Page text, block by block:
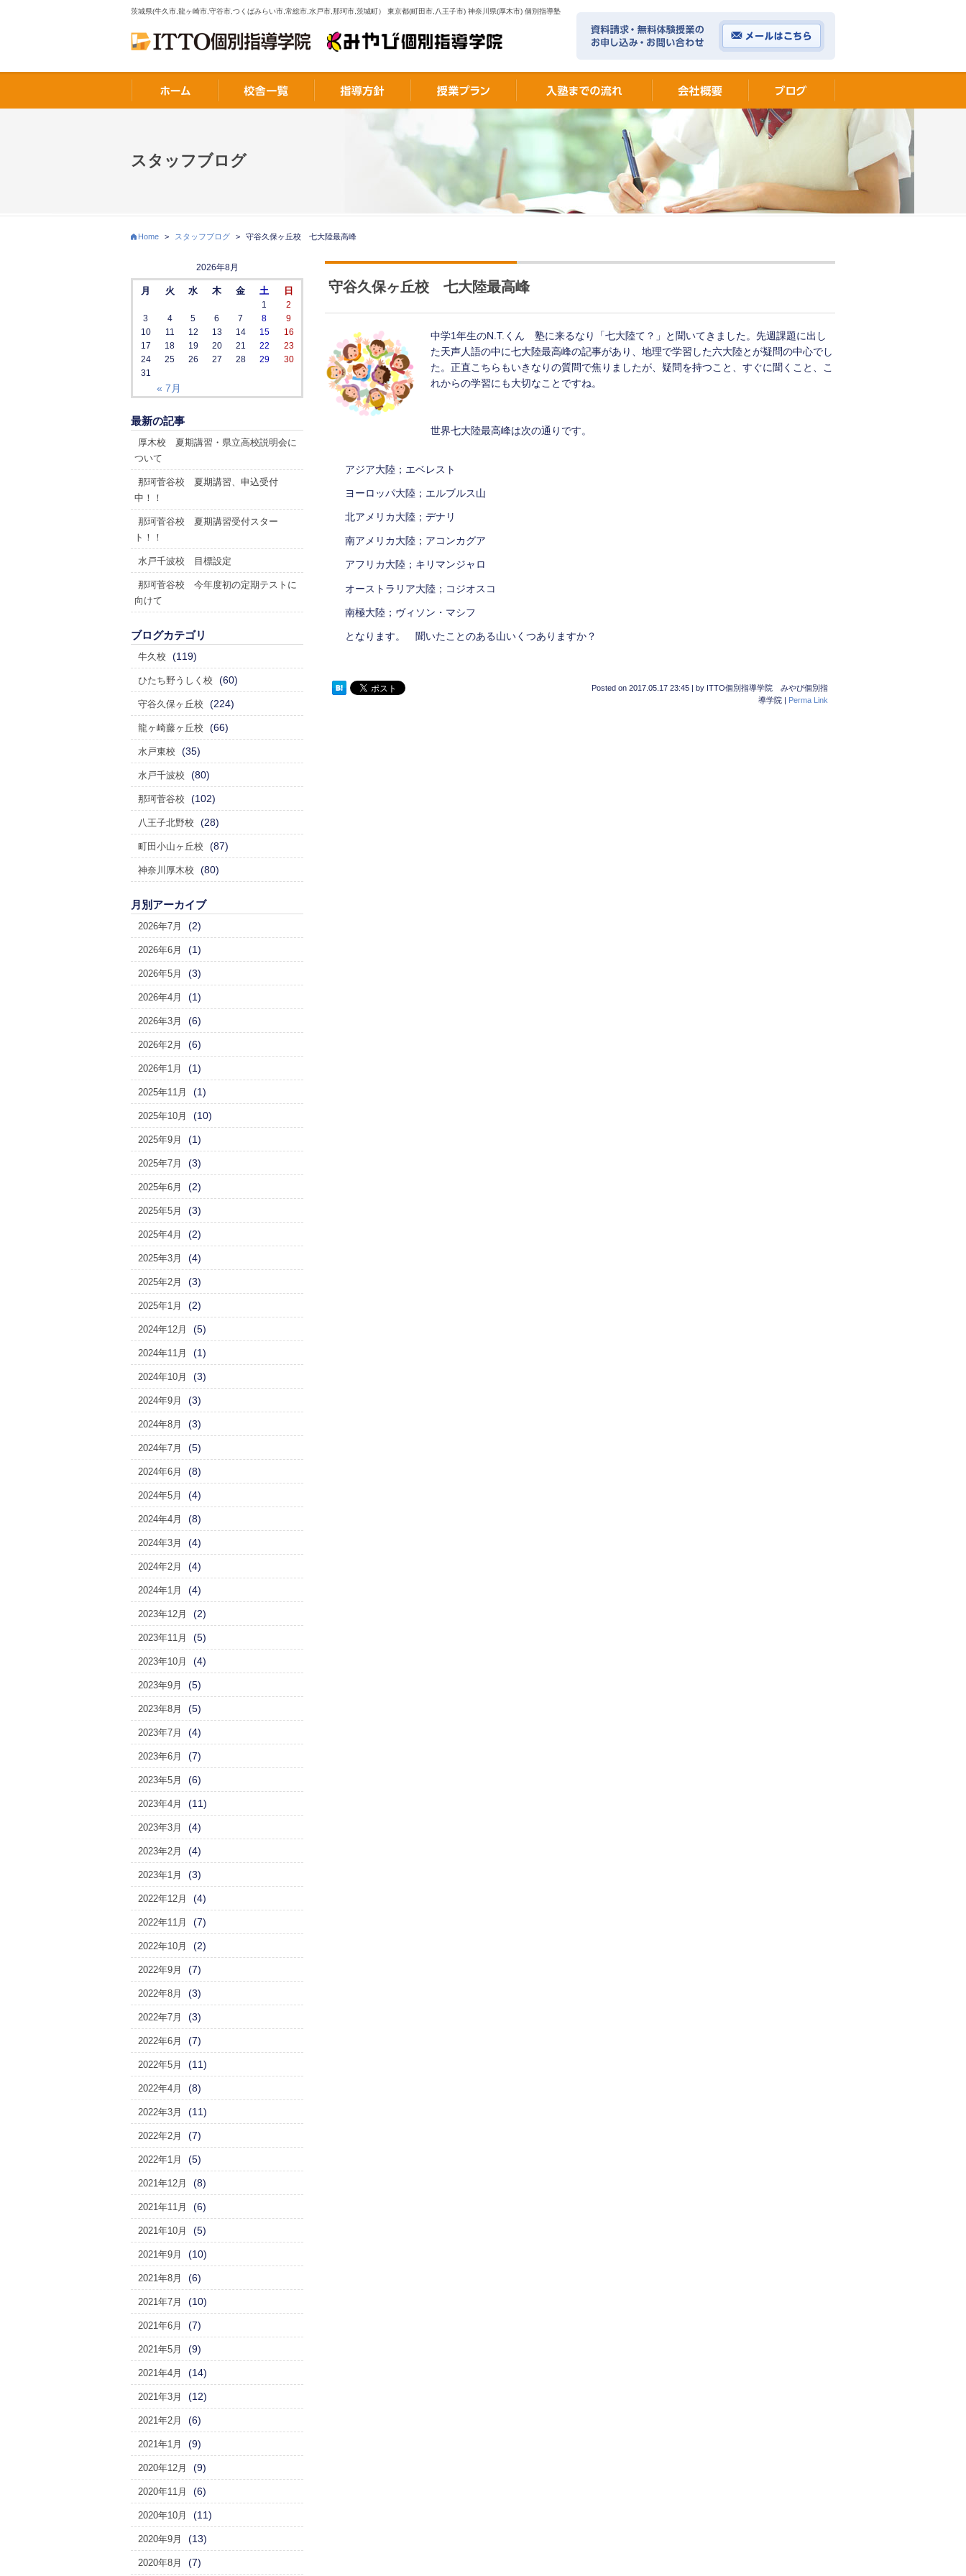
茨城県(牛久市,龍ヶ崎市,守谷市,つくばみらい市,常総市,水戸市,那珂市,茨城町） 東京都(町田市,八王子市) 神奈川県(厚木市) 個別指導塾
スタッフブログ
Home > スタッフブログ > 守谷久保ヶ丘校 七大陸最高峰
守谷久保ヶ丘校 七大陸最高峰
中学1年生のN.T.くん 塾に来るなり「七大陸て？」と聞いてきました。先週課題に出し
た天声人語の中に七大陸最高峰の記事があり、地理で学習した六大陸とが疑問の中心でし
た。正直こちらもいきなりの質問で焦りましたが、疑問を持つこと、すぐに聞くこと、こ
れからの学習にも大切なことですね。
世界七大陸最高峰は次の通りです。
アジア大陸；エベレスト
ヨーロッパ大陸；エルブルス山
北アメリカ大陸；デナリ
南アメリカ大陸；アコンカグア
アフリカ大陸；キリマンジャロ
オーストラリア大陸；コジオスコ
南極大陸；ヴィソン・マシフ
となります。 聞いたことのある山いくつありますか？
Posted on 2017.05.17 23:45 | by ITTO個別指導学院 みやび個別指
導学院 | Perma Link
2026年8月
月 火 水 木 金 土 日
« 7月
1
2
3
4 5 6 7 8
9
10
11 12 13 14 15
16
17
18 19 20 21 22
23
24
25 26 27 28 29
30
31
最新の記事
厚木校 夏期講習・県立高校説明会に
ついて
那珂菅谷校 夏期講習、申込受付
中！！
那珂菅谷校 夏期講習受付スター
ト！！
水戸千波校 目標設定
那珂菅谷校 今年度初の定期テストに
向けて
ブログカテゴリ
牛久校 (119)
ひたち野うしく校 (60)
守谷久保ヶ丘校 (224)
龍ヶ崎藤ヶ丘校 (66)
水戸東校 (35)
水戸千波校 (80)
那珂菅谷校 (102)
八王子北野校 (28)
町田小山ヶ丘校 (87)
神奈川厚木校 (80)
月別アーカイブ
2026年7月 (2)
2026年6月 (1)
2026年5月 (3)
2026年4月 (1)
2026年3月 (6)
2026年2月 (6)
2026年1月 (1)
2025年11月 (1)
2025年10月 (10)
2025年9月 (1)
2025年7月 (3)
2025年6月 (2)
2025年5月 (3)
2025年4月 (2)
2025年3月 (4)
2025年2月 (3)
2025年1月 (2)
2024年12月 (5)
2024年11月 (1)
2024年10月 (3)
2024年9月 (3)
2024年8月 (3)
2024年7月 (5)
2024年6月 (8)
2024年5月 (4)
2024年4月 (8)
2024年3月 (4)
2024年2月 (4)
2024年1月 (4)
2023年12月 (2)
2023年11月 (5)
2023年10月 (4)
2023年9月 (5)
2023年8月 (5)
2023年7月 (4)
2023年6月 (7)
2023年5月 (6)
2023年4月 (11)
2023年3月 (4)
2023年2月 (4)
2023年1月 (3)
2022年12月 (4)
2022年11月 (7)
2022年10月 (2)
2022年9月 (7)
2022年8月 (3)
2022年7月 (3)
2022年6月 (7)
2022年5月 (11)
2022年4月 (8)
2022年3月 (11)
2022年2月 (7)
2022年1月 (5)
2021年12月 (8)
2021年11月 (6)
2021年10月 (5)
2021年9月 (10)
2021年8月 (6)
2021年7月 (10)
2021年6月 (7)
2021年5月 (9)
2021年4月 (14)
2021年3月 (12)
2021年2月 (6)
2021年1月 (9)
2020年12月 (9)
2020年11月 (6)
2020年10月 (11)
2020年9月 (13)
2020年8月 (7)